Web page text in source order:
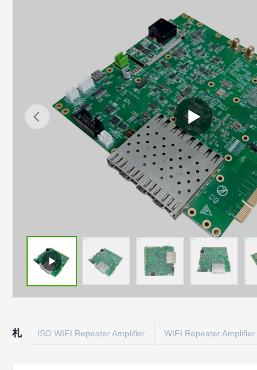
札 ISO WIFI Repeater Amplifier WIFI Repeater Amplifier